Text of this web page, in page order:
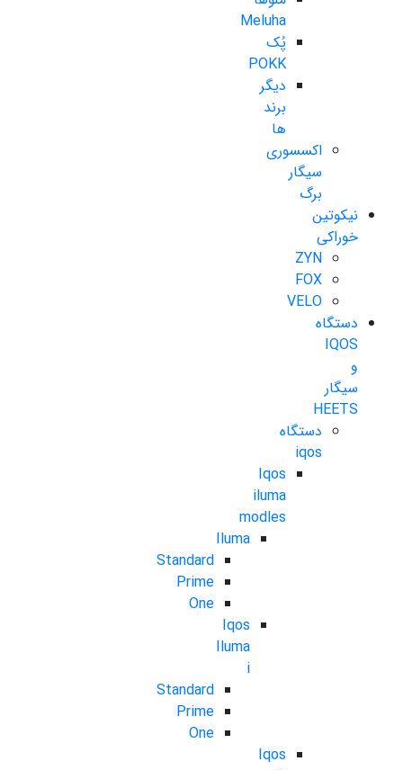
Meluha
پُک
POKK
دیگر
برند
ها
اکسسوری
سیگار
برگ
نیکوتین
خوراکی
ZYN
FOX
VELO
دستگاه
IQOS
و
سیگار
HEETS
دستگاه
iqos
Iqos
iluma
modles
Iluma
Standard
Prime
One
Iqos
Iluma
i
Standard
Prime
One
Iqos